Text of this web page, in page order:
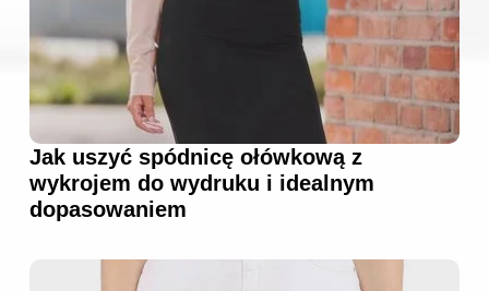
Jak uszyć spódnicę ołówkową z
wykrojem do wydruku i idealnym
dopasowaniem